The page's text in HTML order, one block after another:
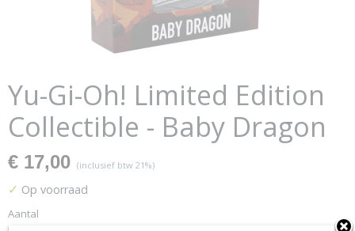
Yu-Gi-Oh! Limited Edition
Collectible - Baby Dragon
€ 17,00 (inclusief btw 21%)
✓ Op voorraad
Aantal